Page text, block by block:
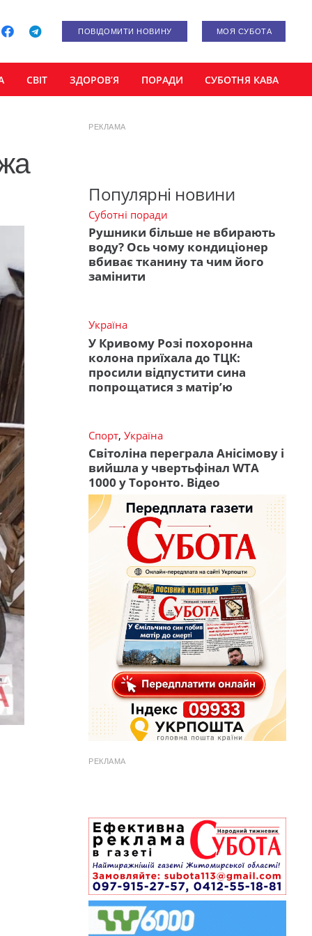
ПОВІДОМИТИ НОВИНУ МОЯ СУБОТА
СВІТ ЗДОРОВ’Я ПОРАДИ СУБОТНЯ КАВА
РЕКЛАМА
Популярні новини
Суботні поради
Рушники більше не вбирають
воду? Ось чому кондиціонер
вбиває тканину та чим його
замінити
Україна
У Кривому Розі похоронна
колона приїхала до ТЦК:
просили відпустити сина
попрощатися з матір’ю
Спорт, Україна
Світоліна переграла Анісімову і
вийшла у чвертьфінал WTA
1000 у Торонто. Відео
РЕКЛАМА